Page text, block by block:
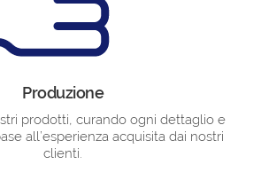
Produzione
prodotti, curando ogni dettaglio e
all’esperienza acquisita dai nostri
clienti.